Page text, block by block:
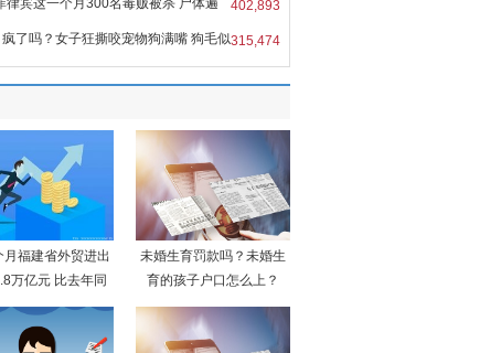
402,893
律宾这一个月300名毒贩被杀 尸体遍
315,474
疯了吗？女子狂撕咬宠物狗满嘴 狗毛似
月福建省外贸进出
万亿元 比去年同
未婚生育罚款吗？未婚生
育的孩子户口怎么上？